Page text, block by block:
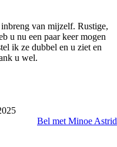
van mijzelf. Rustige,
u nu een paar keer mogen
ik ze dubbel en u ziet en
u wel.
Bel met Minoe Astrid